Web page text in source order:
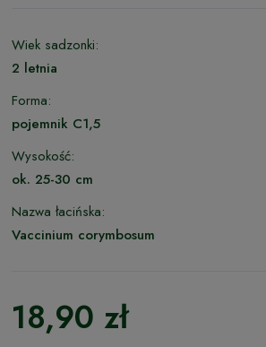
Wiek sadzonki:
2 letnia
Forma:
pojemnik C1,5
Wysokość:
ok. 25-30 cm
Nazwa łacińska:
Vaccinium corymbosum
18,90 zł